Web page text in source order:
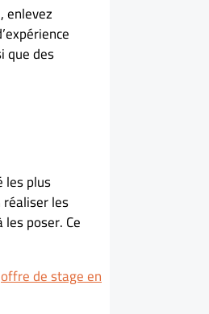
enlevez
que des
les plus
les
poser. Ce
offre de stage en